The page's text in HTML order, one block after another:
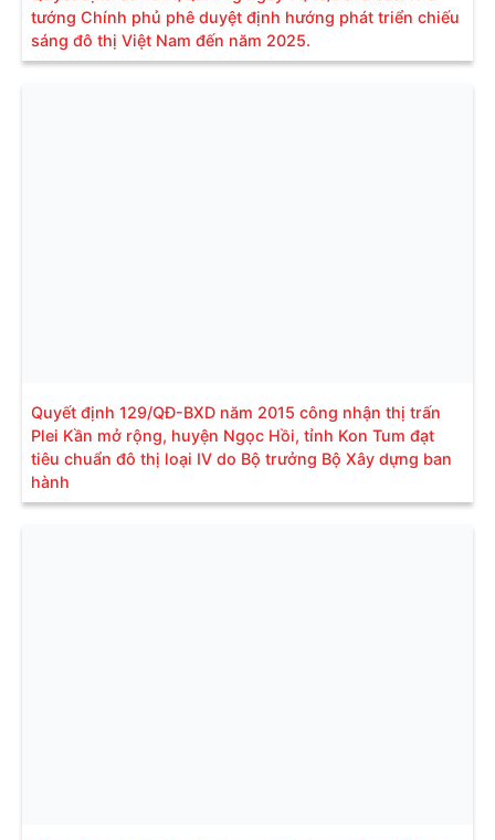
tướng Chính phủ phê duyệt định hướng phát triển chiếu
sáng đô thị Việt Nam đến năm 2025.
Quyết định 129/QĐ-BXD năm 2015 công nhận thị trấn
Plei Kần mở rộng, huyện Ngọc Hồi, tỉnh Kon Tum đạt
tiêu chuẩn đô thị loại IV do Bộ trưởng Bộ Xây dựng ban
hành